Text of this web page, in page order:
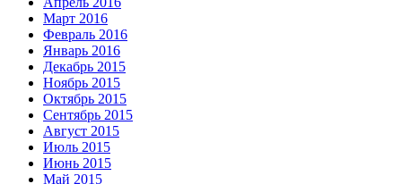
Март 2016
Февраль 2016
Январь 2016
Декабрь 2015
Ноябрь 2015
Октябрь 2015
Сентябрь 2015
Август 2015
Июль 2015
Июнь 2015
Май 2015